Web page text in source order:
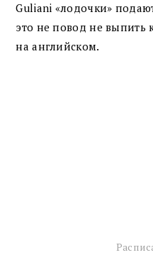
Guliani «лодочки»
это не повод не выпить
на английском.